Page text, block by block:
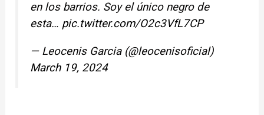
en los barrios. Soy el único negro de
esta… pic.twitter.com/O2c3VfL7CP
— Leocenis Garcia (@leocenisoficial)
March 19, 2024